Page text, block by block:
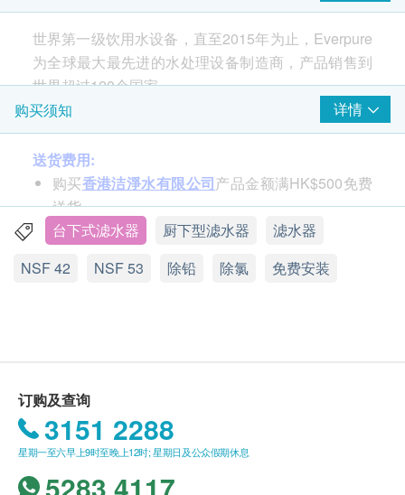
世界第一级饮用水设备，直至2015年为止，Everpure
为全球最大最先进的水处理设备制造商，产品销售到
世界超过120个国家。
美国Everpure滤水器拥有多项独特的专利技术，包括
Precoat© 专利多折复式半渗透滤膜、Mirco-pure II©
显微纯化配方、Lime-scale Inhibitor© 石灰质抑制
器，技术远超越其它品牌。
Everpure产品以最高标准通过NSF美国国家卫生基金
会NO.42美感效应和NO.53健康效应的测试，过滤功
Everpure滤芯设计无需清洗并设有停水装置，确保水
质达直接饮用级别，非常适合香港水质使用。
Everpure H1200主要功能：
6倍加强除铅功能
购买须知 详情
送货费用:
购买香港洁淨水有限公司产品金额满HK$500免费
送货。
订单金额不足HK$500顾客需支付运费HK$35。
送货时间:
因资讯不足无法配送的滞留订单将会被配送方保留，
直至配送方联络香港洁净水有限公司。香港洁净水有
限公司将会以电子邮件的形式通知用户，请回覆信箱
中的邮件或联系客服人员。逾期5日未能得到回覆的
订单香港洁净水有限公司将安排返回仓库及退款。
台下式滤水器 厨下型滤水器
滤水器
NSF 42
NSF 53 除铅 除氯 免费安装
订购及查询
3151 2288
星期一至六早上9时至晚上12时; 星期日及公众假期休息